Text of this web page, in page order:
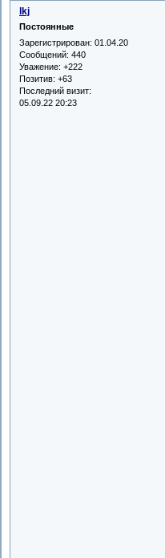
lkj
Постоянные
Зарегистрирован: 01.04.20
Сообщений: 440
Уважение: +222
Позитив: +63
Последний визит:
05.09.22 20:23